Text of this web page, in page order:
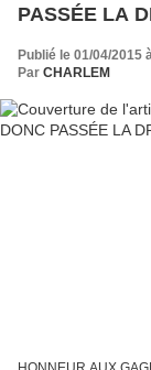
PASSÉE LA
Publié le 01/04/2015
Par CHARLEM